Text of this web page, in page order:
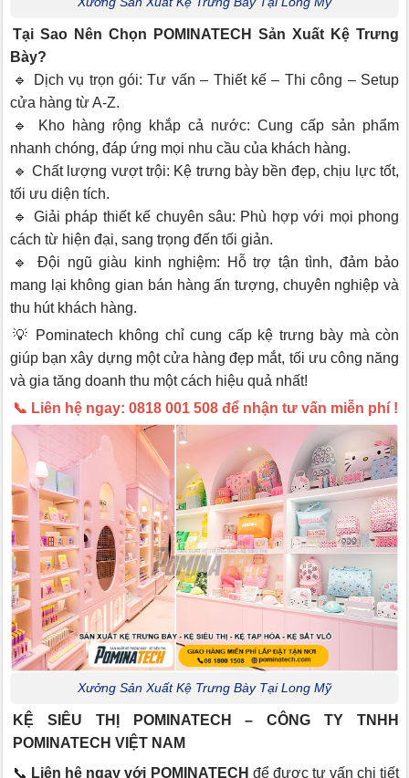
Tại Sao Nên Chọn POMINATECH Sản Xuất Kệ Trưng
Bày?
🔹 Dịch vụ trọn gói: Tư vấn – Thiết kế – Thi công – Setup
cửa hàng từ A-Z.
🔹 Kho hàng rộng khắp cả nước: Cung cấp sản phẩm
nhanh chóng, đáp ứng mọi nhu cầu của khách hàng.
🔹 Chất lượng vượt trội: Kệ trưng bày bền đẹp, chịu lực tốt,
tối ưu diện tích.
🔹 Giải pháp thiết kế chuyên sâu: Phù hợp với mọi phong
cách từ hiện đại, sang trọng đến tối giản.
🔹 Đội ngũ giàu kinh nghiệm: Hỗ trợ tận tình, đảm bảo
mang lại không gian bán hàng ấn tượng, chuyên nghiệp và
thu hút khách hàng.
💡 Pominatech không chỉ cung cấp kệ trưng bày mà còn
giúp bạn xây dựng một cửa hàng đẹp mắt, tối ưu công năng
và gia tăng doanh thu một cách hiệu quả nhất!
📞 Liên hệ ngay: 0818 001 508 để nhận tư vấn miễn phí !
Xưởng Sản Xuất Kệ Trưng Bày Tại Long Mỹ
KỆ SIÊU THỊ POMINATECH – CÔNG TY TNHH
POMINATECH VIỆT NAM
📞 Liên hệ ngay với POMINATECH để được tư vấn chi tiết